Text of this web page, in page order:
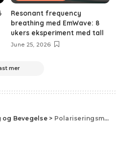
Resonant frequency
breathing med EmWave: 8
ukers eksperiment med tall
June 25, 2026
mer
og Bevegelse> Polariseringsmodellen vs treningssone-3-fellen: hvorfor de fleste mosjonister trener galt